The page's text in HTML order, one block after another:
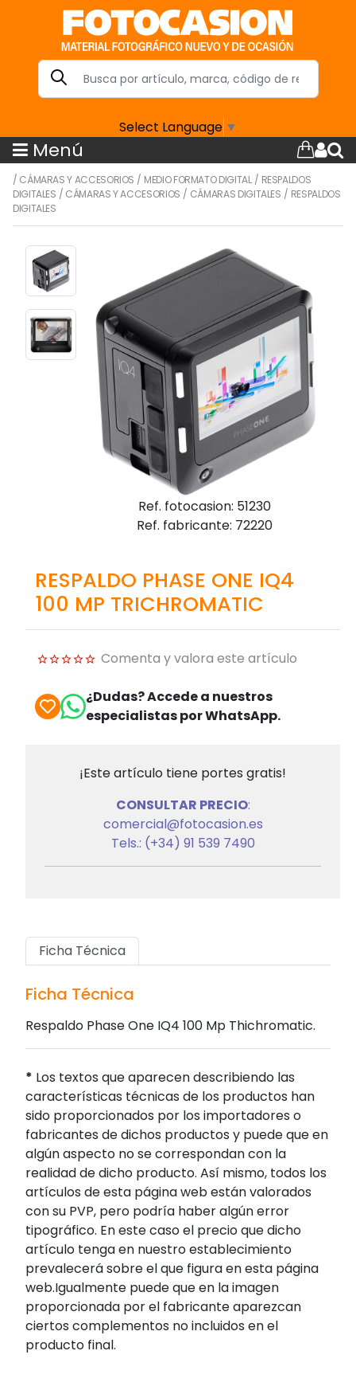
Select Language ▼
Menú
/ CÁMARAS Y ACCESORIOS / MEDIO FORMATO DIGITAL/ RESPALDOS
DIGITALES / CÁMARAS Y ACCESORIOS / CÁMARAS DIGITALES / RESPALDOS
DIGITALES
Ref. fotocasion: 51230
Ref. fabricante: 72220
RESPALDO PHASE ONE IQ4
100 MP TRICHROMATIC
Comenta y valora este artículo
¿Dudas? Accede a nuestros
especialistas por WhatsApp.
¡Este artículo tiene portes gratis!
CONSULTAR PRECIO:
comercial@fotocasion.es
Tels.: (+34) 91 539 7490
Ficha Técnica
Ficha Técnica
Respaldo Phase One IQ4 100 Mp Thichromatic.
* Los textos que aparecen describiendo las
características técnicas de los productos han
sido proporcionados por los importadores o
fabricantes de dichos productos y puede que en
algún aspecto no se correspondan con la
realidad de dicho producto. Así mismo, todos los
artículos de esta página web están valorados
con su PVP, pero podría haber algún error
tipográfico. En este caso el precio que dicho
artículo tenga en nuestro establecimiento
prevalecerá sobre el que figura en esta página
web.Igualmente puede que en la imagen
proporcionada por el fabricante aparezcan
ciertos complementos no incluidos en el
producto final.